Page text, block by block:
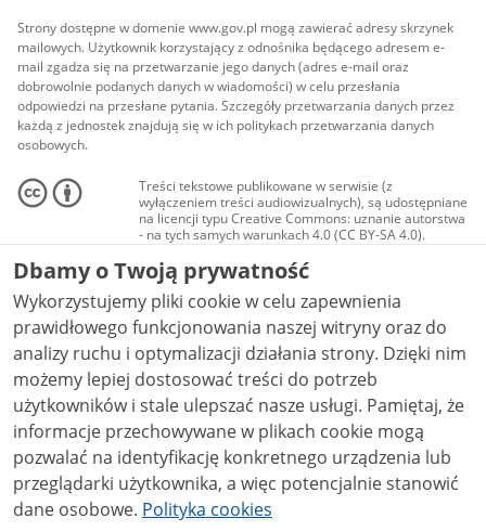
Strony dostępne w domenie www.gov.pl mogą zawierać adresy skrzynek
mailowych. Użytkownik korzystający z odnośnika będącego adresem e-
mail zgadza się na przetwarzanie jego danych (adres e-mail oraz
dobrowolnie podanych danych w wiadomości) w celu przesłania
odpowiedzi na przesłane pytania. Szczegóły przetwarzania danych przez
każdą z jednostek znajdują się w ich politykach przetwarzania danych
osobowych.
Treści tekstowe publikowane w serwisie (z
wyłączeniem treści audiowizualnych), są udostępniane
na licencji typu Creative Commons: uznanie autorstwa
- na tych samych warunkach 4.0 (CC BY-SA 4.0).
Materiały audiowizualne, w tym zdjęcia, materiały
audio i wideo, są udostępniane na licencji typu
Creative Commons: uznanie autorstwa użycie
niekomercyjne - bez utworów zależnych 4.0 (CC BY-
NC-ND 4.0), o ile nie jest to stwierdzone inaczej.
Dbamy o Twoją prywatność
Wykorzystujemy pliki cookie w celu zapewnienia
prawidłowego funkcjonowania naszej witryny oraz do
analizy ruchu i optymalizacji działania strony. Dzięki nim
możemy lepiej dostosować treści do potrzeb
użytkowników i stale ulepszać nasze usługi. Pamiętaj, że
informacje przechowywane w plikach cookie mogą
pozwalać na identyfikację konkretnego urządzenia lub
przeglądarki użytkownika, a więc potencjalnie stanowić
dane osobowe. Polityka cookies